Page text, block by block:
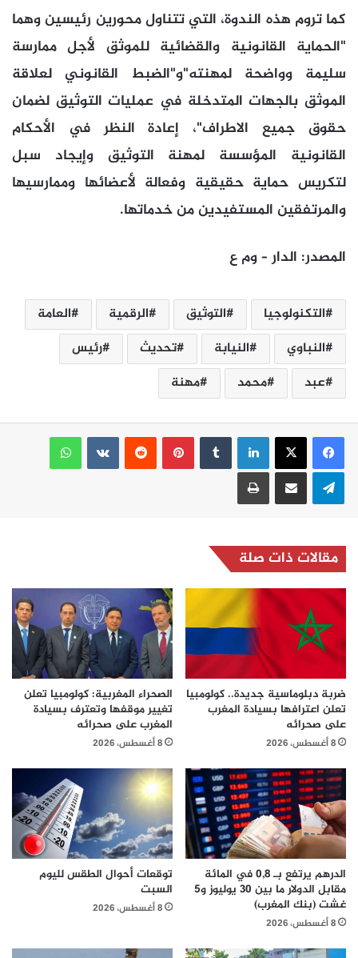
كما تروم هذه الندوة، التي تتناول محورين رئيسين وهما
"الحماية القانونية والقضائية للموثق لأجل ممارسة
سليمة وواضحة لمهنته"و"الضبط القانوني لعلاقة
الموثق بالجهات المتدخلة في عمليات التوثيق لضمان
حقوق جميع الاطراف"، إعادة النظر في الأحكام
القانونية المؤسسة لمهنة التوثيق وإيجاد سبل
لتكريس حماية حقيقية وفعالة لأعضائها وممارسيها
والمرتفقين المستفيدين من خدماتها.
المصدر: الدار – وم ع
التكنولوجيا التوثيق الرقمية
العامة
النباوي
النيابة تحديث
رئيس
عبد
محمد مهنة
لينكدإن بينتيريست
واتساب
تيلقرام مشاركة عبر البريد طباعة
مقالات ذات صلة
ضربة دبلوماسية جديدة.. كولومبيا
تعلن اعترافها بسيادة المغرب
على صحرائه
8 أغسطس، 2026
الصحراء المغربية: كولومبيا تعلن
تغيير موقفها وتعترف بسيادة
المغرب على صحرائه
8 أغسطس، 2026
الدرهم يرتفع بـ 0,8 في المائة
مقابل الدولار ما بين 30 يوليوز و5
غشت (بنك المغرب)
8 أغسطس، 2026
توقعات أحوال الطقس لليوم
السبت
8 أغسطس، 2026